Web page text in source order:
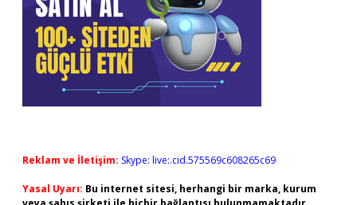
Reklam ve İletişim: Skype: live:.cid.575569c608265c69
Yasal Uyarı: Bu internet sitesi, herhangi bir marka, kurum